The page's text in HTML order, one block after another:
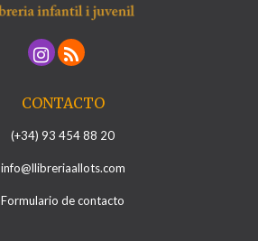
CONTACTO
(+34) 93 454 88 20
info@llibreriaallots.com
Formulario de contacto